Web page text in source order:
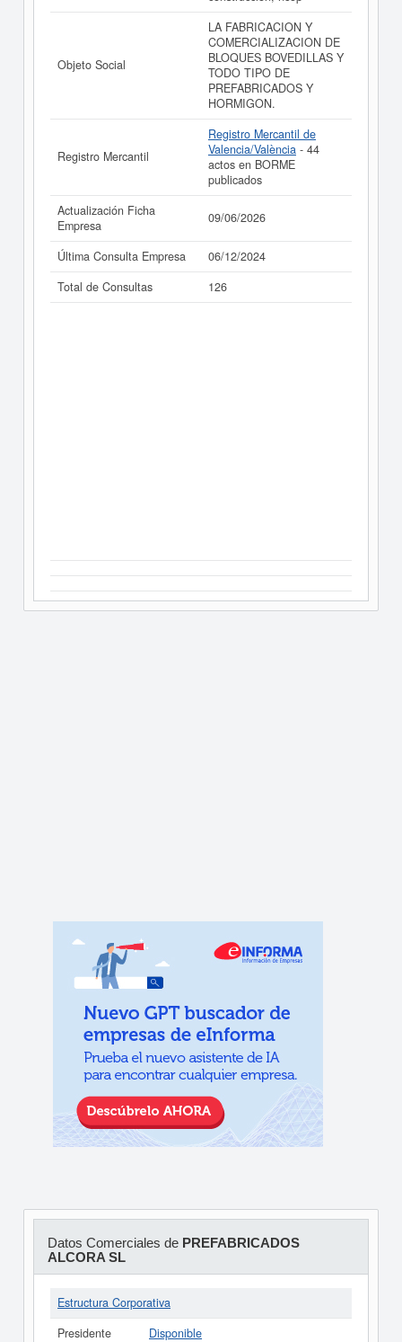
Objeto Social
LA FABRICACION Y
COMERCIALIZACION DE
BLOQUES BOVEDILLAS Y
TODO TIPO DE
PREFABRICADOS Y
HORMIGON.
Registro Mercantil
Registro Mercantil de
Valencia/València - 44
actos en BORME
publicados
Actualización Ficha
Empresa
09/06/2026
Última Consulta Empresa
06/12/2024
Total de Consultas
126
Datos Comerciales de PREFABRICADOS
ALCORA SL
Estructura Corporativa
Presidente
Disponible